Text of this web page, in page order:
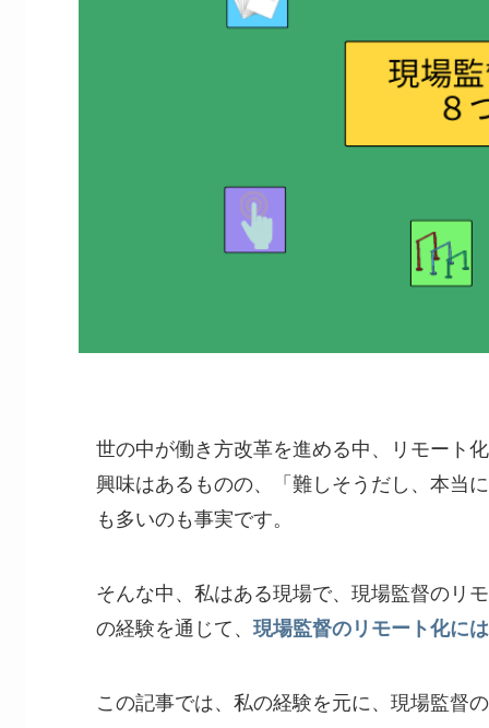
世の中が働き方改革を進める中、リモート
興味はあるものの、「難しそうだし、本当
も多いのも事実です。
そんな中、私はある現場で、現場監督のリ
の経験を通じて、 現場監督のリモート化に
この記事では、私の経験を元に、現場監督